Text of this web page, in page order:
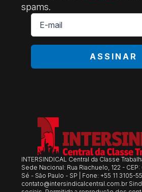
spams.
E-
mail
ASSINAR
INTERSINDICAL Central da Classe
Sede Nacional: Rua Riachuelo, 122 -
Sé - São Paulo - SP | Fone: +55 11 3105-
contato@intersindicalcentral.com.br